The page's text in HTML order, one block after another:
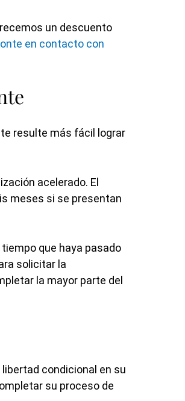
un descuento
en contacto con
te resulte más fácil lograr
acelerado. El
meses si se presentan
que haya pasado
solicitar la
la mayor parte del
libertad condicional en su
su proceso de